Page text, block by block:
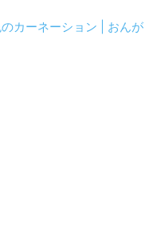
カーネーション | おんが